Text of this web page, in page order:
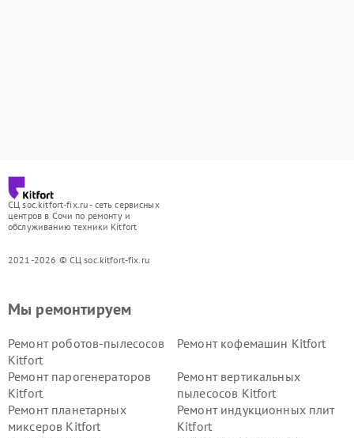
СЦ soc.kitfort-fix.ru - сеть сервисных
центров в Сочи по ремонту и
обслуживанию техники Kitfort
2021-2026 © СЦ soc.kitfort-fix.ru
Мы ремонтируем
Ремонт роботов-пылесосов
Kitfort
Ремонт кофемашин Kitfort
Ремонт парогенераторов
Kitfort
Ремонт вертикальных
пылесосов Kitfort
Ремонт планетарных
миксеров Kitfort
Ремонт индукционных плит
Kitfort